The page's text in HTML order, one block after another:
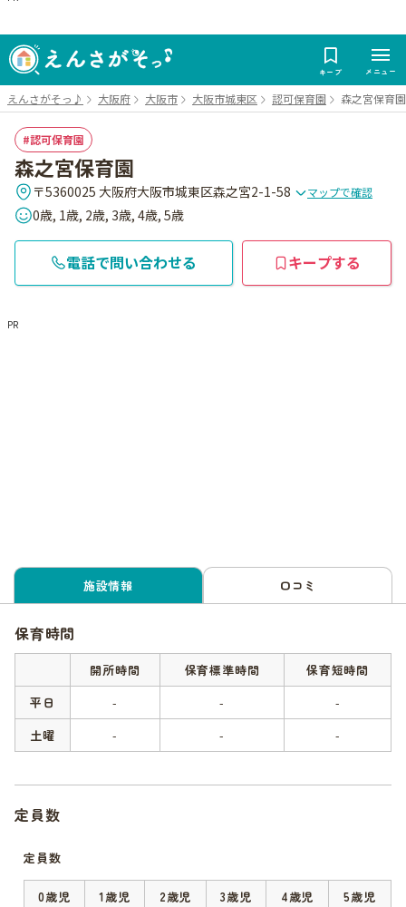
キープ メニュー
えんさがそっ♪ 大阪府 大阪市 大阪市城東区 認可保育園 森之宮保育園
認可保育園
森之宮保育園
〒5360025 大阪府大阪市城東区森之宮2-1-58 マップで確認
0歳, 1歳, 2歳, 3歳, 4歳, 5歳
電話で問い合わせる キープする
PR
施設情報 口コミ
保育時間
開所時間 保育標準時間
保育短時間
平日
- -
-
土曜
- - -
定員数
定員数
0歳児 1歳児 2歳児 3歳児 4歳児
5歳児